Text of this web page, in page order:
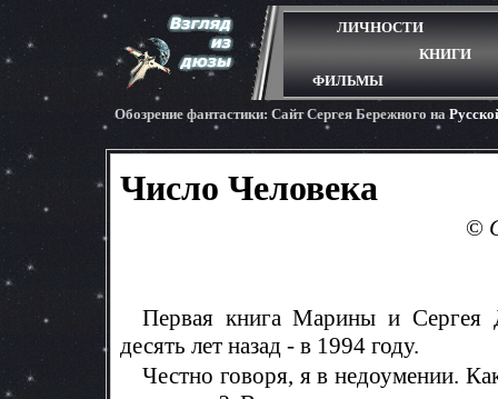
ЛИЧНОСТИ
КНИГИ
ФИЛЬМЫ
Обозрение фантастики: Cайт Сергея Бережного на
Число Человека
©
Первая книга Марины и Сергея
десять лет назад - в 1994 году.
Честно говоря, я в недоумении.